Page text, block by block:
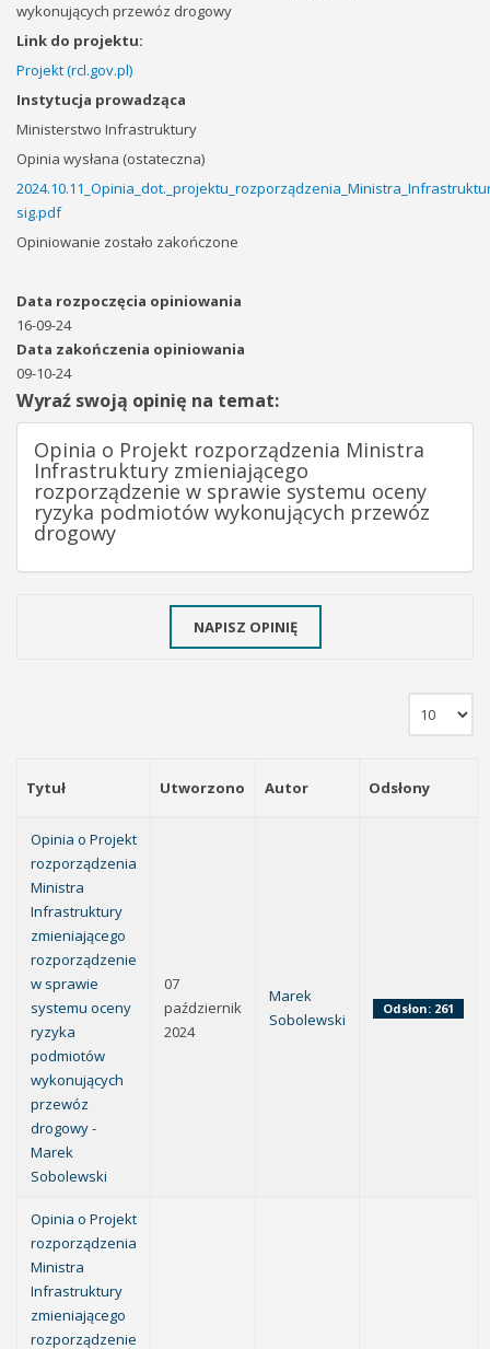
wykonujących przewóz drogowy
Link do projektu:
Projekt (rcl.gov.pl)
Instytucja prowadząca
Ministerstwo Infrastruktury
Opinia wysłana (ostateczna)
sig.pdf
Opiniowanie zostało zakończone
Data rozpoczęcia opiniowania
16-09-24
Data zakończenia opiniowania
09-10-24
Wyraź swoją opinię na temat:
Opinia o Projekt rozporządzenia Ministra
Infrastruktury zmieniającego
rozporządzenie w sprawie systemu oceny
ryzyka podmiotów wykonujących przewóz
drogowy
NAPISZ OPINIĘ
Tytuł Utworzono Autor Odsłony
Opinia o Projekt
rozporządzenia
Ministra
Infrastruktury
zmieniającego
rozporządzenie
w sprawie
systemu oceny
ryzyka
podmiotów
wykonujących
przewóz
drogowy -
Marek
Sobolewski
07
październik
2024
Marek
Sobolewski
Odsłon: 261
Opinia o Projekt
rozporządzenia
Ministra
Infrastruktury
zmieniającego
rozporządzenie